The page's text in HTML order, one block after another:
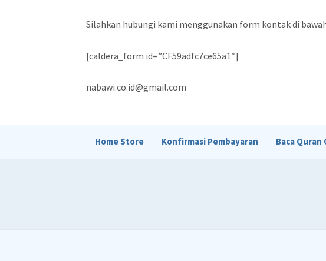
Silahkan hubungi kami menggunakan form kontak di
[caldera_form id=”CF59adfc7ce65a1″]
nabawi.co.id@gmail.com
Home Store Konfirmasi Pembayaran Baca Quran